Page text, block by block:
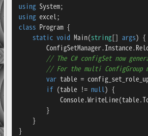
using
using
class Program {
static void Main(string[] args) {
// The C# configSet now
// For the multi ConfigGroup
var table =
if (table != null) {
        }
    }
}